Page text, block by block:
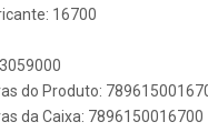
16700
do Produto:
da Caixa: 7896150016700